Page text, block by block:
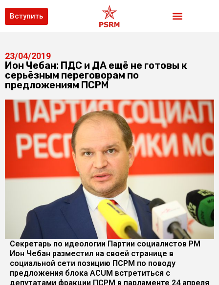
Вступить
23/04/2019
Ион Чебан: ПДС и ДА ещё не готовы к
серьёзным переговорам по
предложениям ПСРМ
Секретарь по идеологии Партии социалистов РМ
Ион Чебан разместил на своей странице в
социальной сети позицию ПСРМ по поводу
предложения блока ACUM встретиться с
депутатами фракции ПСРМ в парламенте 24 апреля